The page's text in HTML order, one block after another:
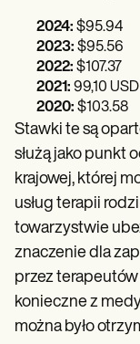
2024: $95.94
2023: $95.56
2022: $107.37
2021: 99,10 USD
2020: $103.58
Stawki te są
służą jako punkt
krajowej, której
usług terapii
towarzystwie
znaczenie dla
przez
konieczne z
można było